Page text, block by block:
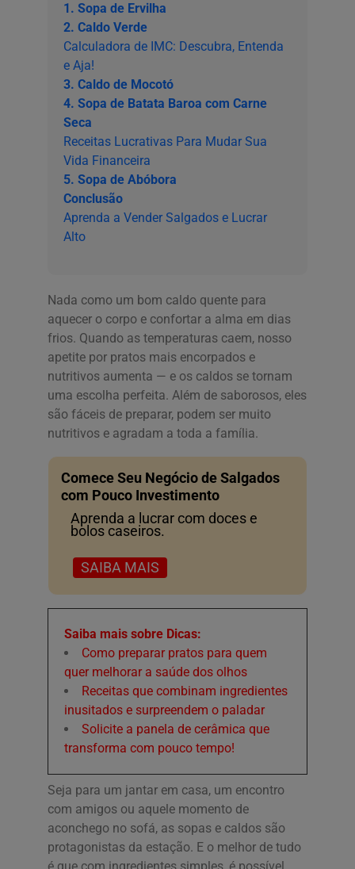
1. Sopa de Ervilha
2. Caldo Verde
Calculadora de IMC: Descubra, Entenda
e Aja!
3. Caldo de Mocotó
4. Sopa de Batata Baroa com Carne
Seca
Receitas Lucrativas Para Mudar Sua
Vida Financeira
5. Sopa de Abóbora
Conclusão
Aprenda a Vender Salgados e Lucrar
Alto
Nada como um bom caldo quente para
aquecer o corpo e confortar a alma em dias
frios. Quando as temperaturas caem, nosso
apetite por pratos mais encorpados e
nutritivos aumenta — e os caldos se tornam
uma escolha perfeita. Além de saborosos, eles
são fáceis de preparar, podem ser muito
nutritivos e agradam a toda a família.
Comece Seu Negócio de Salgados
com Pouco Investimento
Aprenda a lucrar com doces e
bolos caseiros.
SAIBA MAIS
Saiba mais sobre Dicas:
Como preparar pratos para quem
quer melhorar a saúde dos olhos
Receitas que combinam ingredientes
inusitados e surpreendem o paladar
Solicite a panela de cerâmica que
transforma com pouco tempo!
Seja para um jantar em casa, um encontro
com amigos ou aquele momento de
aconchego no sofá, as sopas e caldos são
protagonistas da estação. E o melhor de tudo